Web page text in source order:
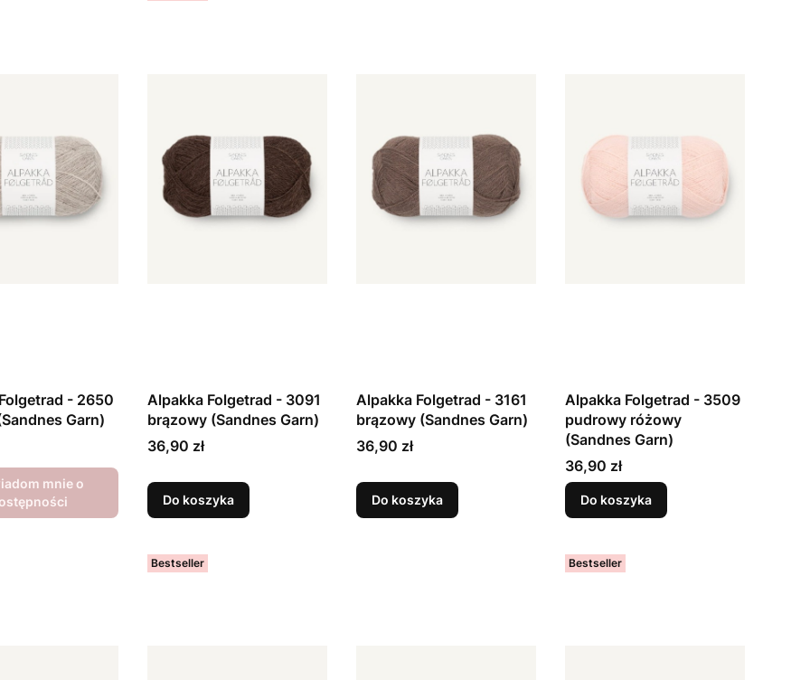
- 2650
Garn)
mnie o
Alpakka Folgetrad - 3091
brązowy (Sandnes Garn)
Cena
36,90 zł
Do koszyka
Alpakka Folgetrad - 3161
brązowy (Sandnes Garn)
Cena
36,90 zł
Do koszyka
Alpakka Folgetrad - 3509
pudrowy różowy
(Sandnes Garn)
Cena
36,90 zł
Do koszyka
Bestseller Bestseller